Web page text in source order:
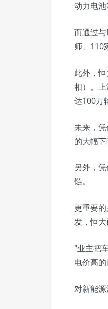
动力电池
而通过与
师、110
此外，
相）。
达100万
未来，
的大幅下
另外，
链。
更重要
发，恒大
"业主把
电价高
对新能源